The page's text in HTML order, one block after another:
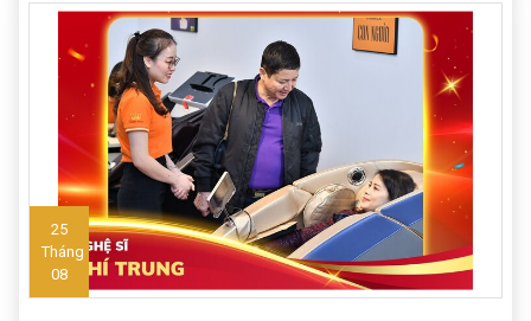
25
Tháng
08